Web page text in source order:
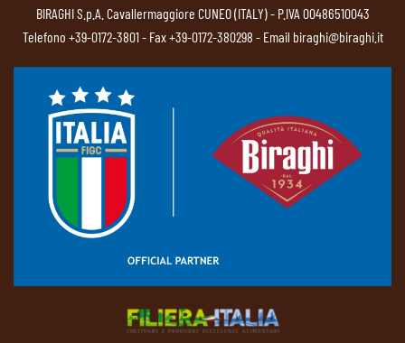
BIRAGHI S.p.A. Cavallermaggiore CUNEO (ITALY) - P.IVA 00486510043
Telefono +39-0172-3801- Fax +39-0172-380298 - Email biraghi@biraghi.it